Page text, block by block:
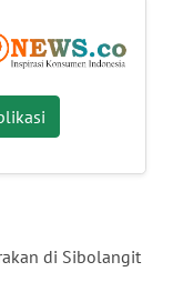
di Sibolangit